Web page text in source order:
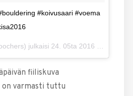
#koivusaari #voema
julkaisi 24. 05ta 2016 klo 9.09 PDT
fiiliskuva
on varmasti tuttu